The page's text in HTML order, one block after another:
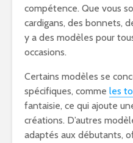
compétence. Que vous
cardigans, des bonnets,
y a des modèles pour
occasions.
Certains modèles se
spécifiques, comme les
fantaisie, ce qui ajoute
créations. D’autres
adaptés aux débutants,